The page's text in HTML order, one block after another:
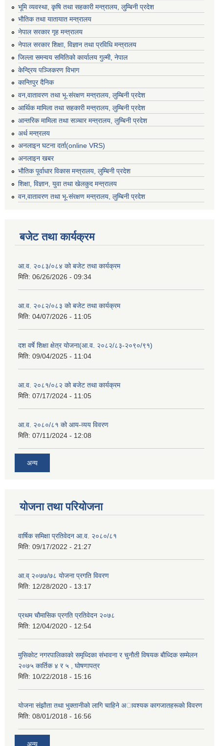
भूमि व्यवस्था, कृषि तथा सहकारी मन्त्रालय, लु्म्बिनी प्रदेश
भाैतिक तथा यातायात मन्त्रालय
नेपाल सरकार गृह मन्त्रालय
नेपाल सरकार शिक्षा, विज्ञान तथा प्रविधि मन्त्रालय
जिल्ला समन्वय समितिको कार्यालय गुल्मी, नेपाल
केन्द्रिय पञ्जिकरण विभाग
कान्तिपुर दैनिक
वन,वातावरण तथा भू-संरक्षण मन्त्रालय, लुम्बिनी प्रदेश
आर्थिक मामिला तथा सहकारी मन्त्रालय, लुम्बिनी प्रदेश
आन्तरिक मामिला तथा सञ्चार मन्त्रालय, लुम्बिनी प्रदेश
अर्थ मन्त्रलय
अनलाइन घटना दर्ता(online VRS)
अनलाइन खबर
भौतिक पूर्वाधार विकास मन्त्रालय, लुम्बिनी प्रदेश
शिक्षा, विज्ञान, युवा तथा खेलकुद मन्‍‍त्रालय
वन,वातावरण तथा भू-संरक्षण मन्त्रालय, लुम्बिनी प्रदेश
बजेट तथा कार्यक्रम
आ.व. २०८३/०८४ को बजेट तथा कार्यक्रम
मिति: 06/26/2026 - 09:34
आ.व. २०८२/०८३ को बजेट तथा कार्यक्रम
मिति: 04/07/2026 - 11:05
दश वर्षे शिक्षा क्षेत्र योजना(आ.व. २०८२/८३-२०९०/९१)
मिति: 09/04/2025 - 11:04
आ.व. २०८१/०८२ को बजेट तथा कार्यक्रम
मिति: 07/17/2024 - 11:05
आ.व. २०८०/८१ को आय-व्यय विवरण
मिति: 07/11/2024 - 12:08
अन्य
योजना तथा परियोजना
वार्षिक समिक्षा प्रतिवेदन आ.व. २०८०/८१
मिति: 09/17/2022 - 21:27
आ.व् २०७७/७८ योजना प्रगति विवरण
मिति: 12/28/2020 - 13:17
प्रथम चाैमासिक प्रगति प्रतिवेदन २०७८
मिति: 12/04/2020 - 12:54
मुसिकाेट नगरपालिकाकाे समृध्दिका संभावना र चुनाैती विषयक बाैध्दिक सम्मेलन
२०७५ कार्तिक ४ र ५ , घाेषणापत्र
मिति: 10/22/2018 - 15:16
याेजना संझाैता तथा भुक्तानीकाे लागि चाहिने अावश्यक कागजातहरूकाे विवरण
मिति: 08/01/2018 - 16:56
अन्य